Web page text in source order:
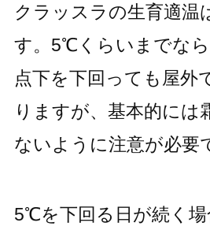
クラッスラの生育適
す。5℃くらいまでな
点下を下回っても屋外
りますが、基本的には
ないように注意が必要
5℃を下回る日が続く場